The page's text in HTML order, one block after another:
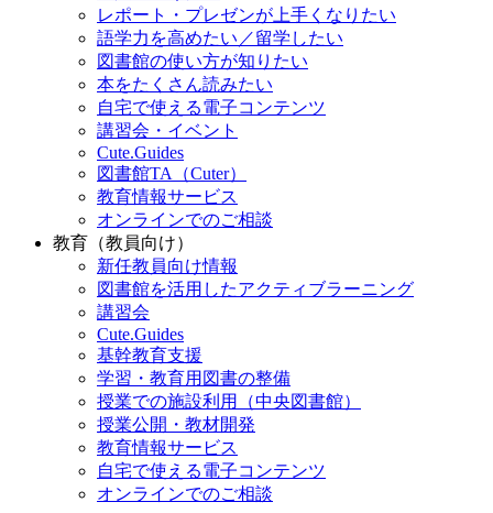
レポート・プレゼンが上手くなりたい
語学力を高めたい／留学したい
図書館の使い方が知りたい
本をたくさん読みたい
自宅で使える電子コンテンツ
講習会・イベント
Cute.Guides
図書館TA（Cuter）
教育情報サービス
オンラインでのご相談
教育（教員向け）
新任教員向け情報
図書館を活用したアクティブラーニング
講習会
Cute.Guides
基幹教育支援
学習・教育用図書の整備
授業での施設利用（中央図書館）
授業公開・教材開発
教育情報サービス
自宅で使える電子コンテンツ
オンラインでのご相談